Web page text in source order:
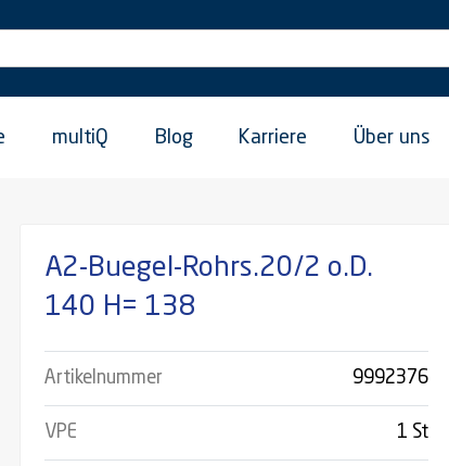
multiQ Blog Karriere Über uns
A2-Buegel-Rohrs.20/2 o.D.
140 H= 138
Artikelnummer 9992376
VPE 1 St